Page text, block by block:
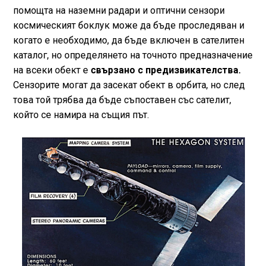
помощта на наземни радари и оптични сензори
космическият боклук може да бъде проследяван и
когато е необходимо, да бъде включен в сателитен
каталог, но определянето на точното предназначение
на всеки обект е свързано с предизвикателства.
Сензорите могат да засекат обект в орбита, но след
това той трябва да бъде съпоставен със сателит,
който се намира на същия път.